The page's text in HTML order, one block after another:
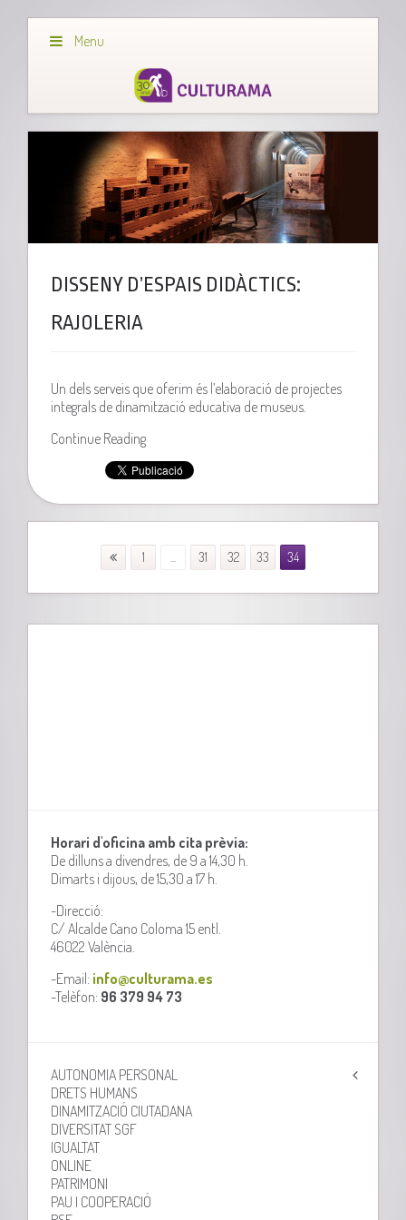
Menu
DISSENY D’ESPAIS DIDÀCTICS:
RAJOLERIA
Un dels serveis que oferim és l’elaboració de projectes
integrals de dinamització educativa de museus.
Continue Reading
1 31 32 33 34
Horari d'oficina amb cita prèvia:
De dilluns a divendres, de 9 a 14,30 h.
Dimarts i dijous, de 15,30 a 17 h.
-Direcció:
C/ Alcalde Cano Coloma 15 entl.
46022 València.
-Email: info@culturama.es
-Telèfon: 96 379 94 73
AUTONOMIA PERSONAL
DRETS HUMANS
DINAMITZACIÓ CIUTADANA
DIVERSITAT SGF
IGUALTAT
ONLINE
PATRIMONI
PAU I COOPERACIÓ